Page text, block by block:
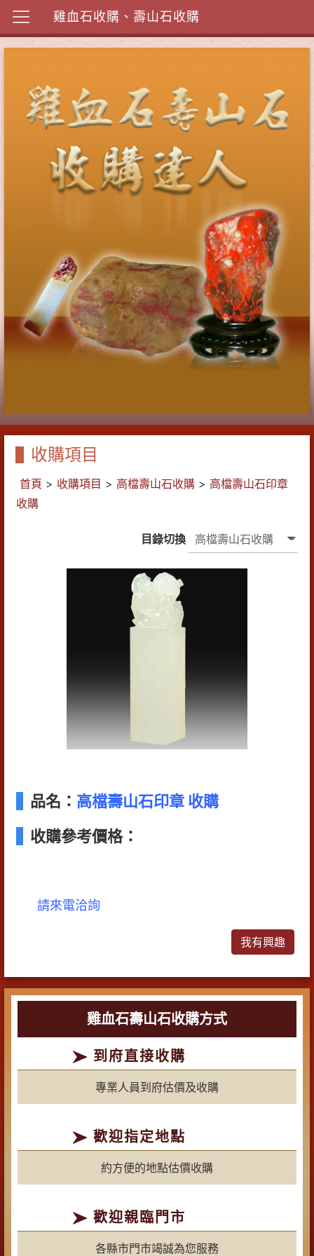
雞血石收購、壽山石收購
收購項目
首頁 > 收購項目 > 高檔壽山石收購 > 高檔壽山石印章
收購
目錄切換
品名： 高檔壽山石印章 收購
收購參考價格：
請來電洽詢
我有興趣
雞血石壽山石收購方式
到府直接收購
專業人員到府估價及收購
歡迎指定地點
約方便的地點估價收購
歡迎親臨門市
各縣市門市竭誠為您服務